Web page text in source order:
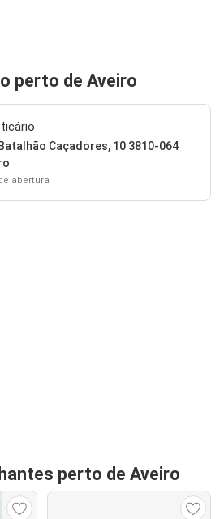
perto de Aveiro
Caçadores, 10 3810-064
abertura
perto de Aveiro